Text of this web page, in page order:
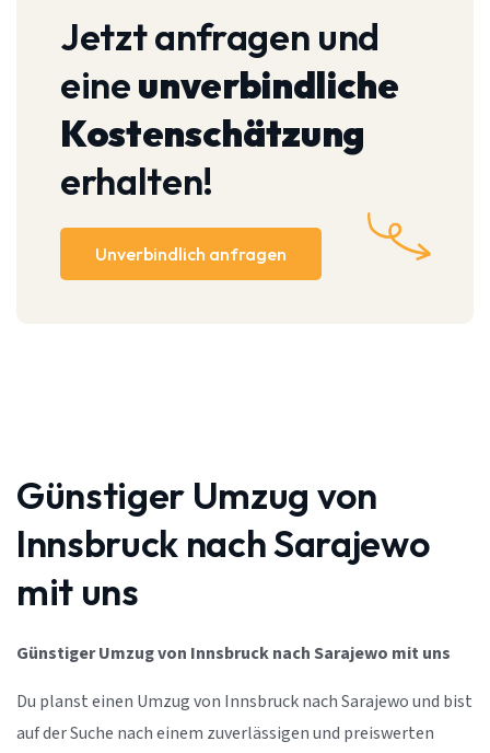
Jetzt anfragen und
eineunverbindliche
Kostenschätzung
erhalten!
Unverbindlich anfragen
Günstiger Umzug von
Innsbruck nach Sarajewo
mit uns
Günstiger Umzug von Innsbruck nach Sarajewo mit uns
Du planst einen Umzug von Innsbruck nach Sarajewo und bist
auf der Suche nach einem zuverlässigen und preiswerten